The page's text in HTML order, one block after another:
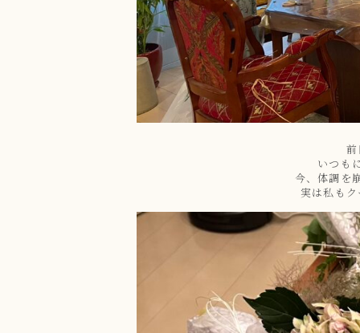
いつも
今、体調を
実は私も